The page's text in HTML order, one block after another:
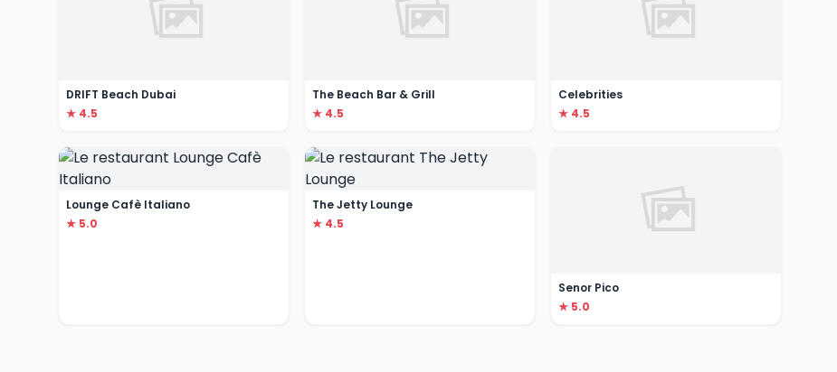
DRIFT Beach Dubai
★ 4.5
The Beach Bar & Grill
★ 4.5
Celebrities
★ 4.5
Lounge Cafè Italiano
★ 5.0
The Jetty Lounge
★ 4.5
Senor Pico
★ 5.0